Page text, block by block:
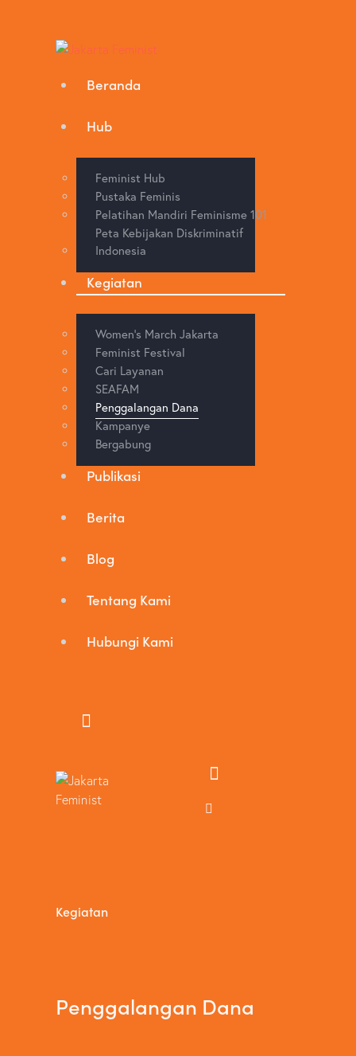
Beranda
Hub
Feminist Hub
Pustaka Feminis
Pelatihan Mandiri Feminisme 101
Peta Kebijakan Diskriminatif
Indonesia
Kegiatan
Women’s March Jakarta
Feminist Festival
Cari Layanan
SEAFAM
Penggalangan Dana
Kampanye
Bergabung
Publikasi
Berita
Blog
Tentang Kami
Hubungi Kami
Kegiatan
Penggalangan Dana